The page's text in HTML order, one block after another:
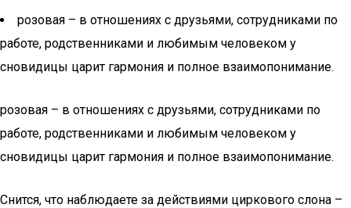
розовая – в отношениях с друзьями, сотрудниками по
работе, родственниками и любимым человеком у
сновидицы царит гармония и полное взаимопонимание.
розовая – в отношениях с друзьями, сотрудниками по
работе, родственниками и любимым человеком у
сновидицы царит гармония и полное взаимопонимание.
Снится, что наблюдаете за действиями циркового слона –